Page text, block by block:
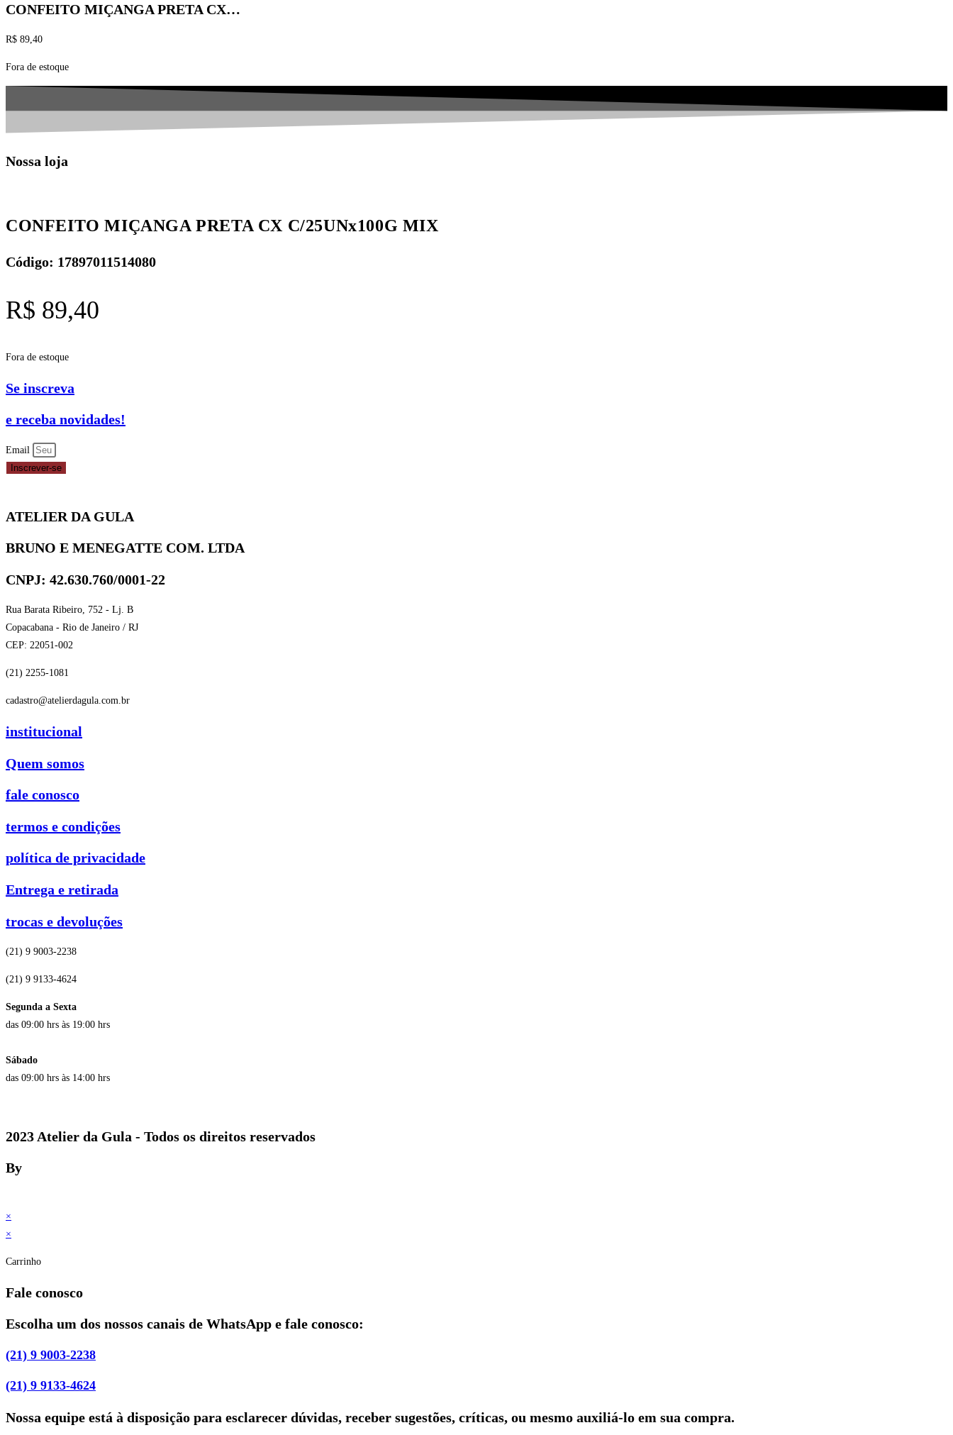
CONFEITO MIÇANGA PRETA CX…
R$ 89,40
Fora de estoque
Nossa loja
CONFEITO MIÇANGA PRETA CX C/25UNx100G MIX
Código: 17897011514080
R$ 89,40
Fora de estoque
Se inscreva
e receba novidades!
Email
Inscrever-se
ATELIER DA GULA
BRUNO E MENEGATTE COM. LTDA
CNPJ: 42.630.760/0001-22
Rua Barata Ribeiro, 752 - Lj. B
Copacabana - Rio de Janeiro / RJ
CEP: 22051-002
(21) 2255-1081
cadastro@atelierdagula.com.br
institucional
Quem somos
fale conosco
termos e condições
política de privacidade
Entrega e retirada
trocas e devoluções
(21) 9 9003-2238
(21) 9 9133-4624
Segunda a Sexta
das 09:00 hrs às 19:00 hrs
Sábado
das 09:00 hrs às 14:00 hrs
2023 Atelier da Gula - Todos os direitos reservados
By
×
×
Carrinho
Fale conosco
Escolha um dos nossos canais de WhatsApp e fale conosco:
(21) 9 9003-2238
(21) 9 9133-4624
Nossa equipe está à disposição para esclarecer dúvidas, receber sugestões, críticas, ou mesmo auxiliá-lo em sua compra.